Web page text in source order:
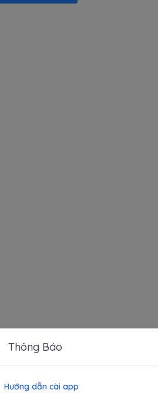
Thông Báo
Hướng dẫn cài app